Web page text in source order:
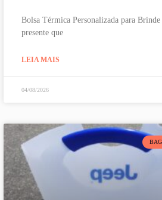
Bolsa Térmica Personalizada para Brinde
presente que
LEIA MAIS
04/08/2026